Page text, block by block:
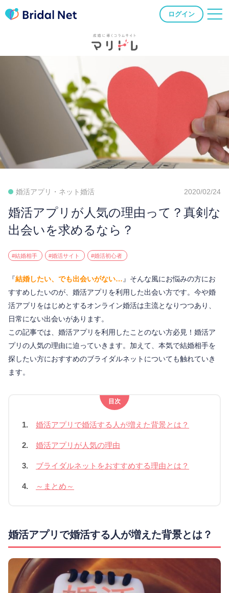
ログイン
婚活アプリ・ネット婚活 2020/02/24
婚活アプリが人気の理由って？真剣な
出会いを求めるなら？
#結婚相手 #婚活サイト #婚活初心者
『結婚したい、でも出会いがない…』そんな風にお悩みの方にお
すすめしたいのが、婚活アプリを利用した出会い方です。今や婚
活アプリをはじめとするオンライン婚活は主流となりつつあり、
日常にない出会いがあります。
この記事では、婚活アプリを利用したことのない方必見！婚活ア
プリの人気の理由に迫っていきます。加えて、本気で結婚相手を
探したい方におすすめのブライダルネットについても触れていき
ます。
目次
1. 婚活アプリで婚活する人が増えた背景とは？
2. 婚活アプリが人気の理由
3. ブライダルネットをおすすめする理由とは？
4. ～まとめ～
婚活アプリで婚活する人が増えた背景とは？